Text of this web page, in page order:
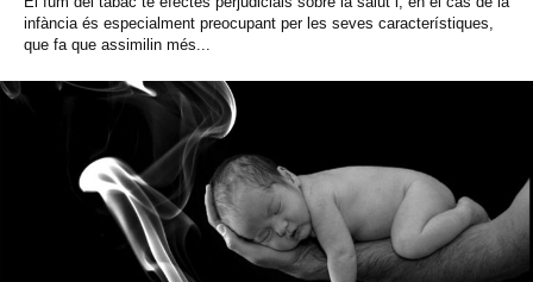
infància és especialment preocupant per les seves característiques,
que fa que assimilin més...